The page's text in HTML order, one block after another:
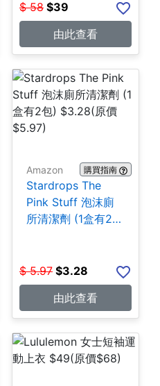
$ 58 $39
由此查看
Amazon 購買指南
Stardrops The
Pink Stuff 泡沫廁
所清潔劑 (1盒有2
$ 5.97 $3.28
由此查看